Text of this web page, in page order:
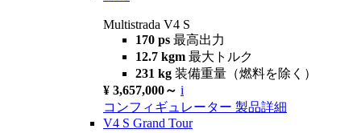
Multistrada V4 S
170 ps 最高出力
12.7 kgm 最大トルク
231 kg 装備重量（燃料を除く）
¥ 3,657,000～ i
コンフィギュレーター 製品詳細
V4 S Grand Tour